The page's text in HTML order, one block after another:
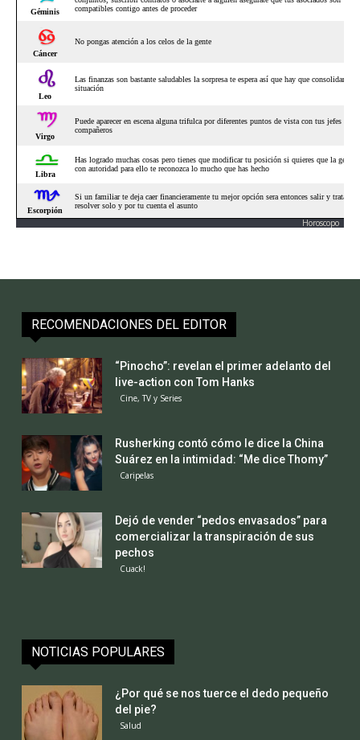
Horoscopo
RECOMENDACIONES DEL EDITOR
“Pinocho”: revelan el primer adelanto del
live-action con Tom Hanks
Cine, TV y Series
Rusherking contó cómo le dice la China
Suárez en la intimidad: “Me dice Thomy”
Caripelas
Dejó de vender “pedos envasados” para
comercializar la transpiración de sus
pechos
Cuack!
NOTICIAS POPULARES
¿Por qué se nos tuerce el dedo pequeño
del pie?
Salud